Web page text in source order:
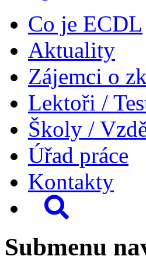
Co je ECDL
Aktuality
Zájemci o
Lektoři /
Školy /
Úřad práce
Kontakty
Submenu